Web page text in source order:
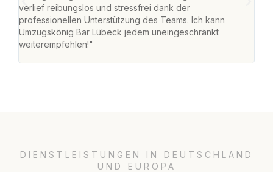
verlief reibungslos und stressfrei dank der
professionellen Unterstützung des Teams. Ich kann
Umzugskönig Bar Lübeck jedem uneingeschränkt
weiterempfehlen!"
DIENSTLEISTUNGEN IN DEUTSCHLAND
UND EUROPA